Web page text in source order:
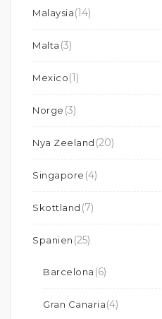
Malaysia(14)
Malta (3)
Mexico(1)
Norge (3)
Nya Zeeland (20)
Singapore (4)
Skottland (7)
Spanien (25)
Barcelona (6)
Gran Canaria(4)